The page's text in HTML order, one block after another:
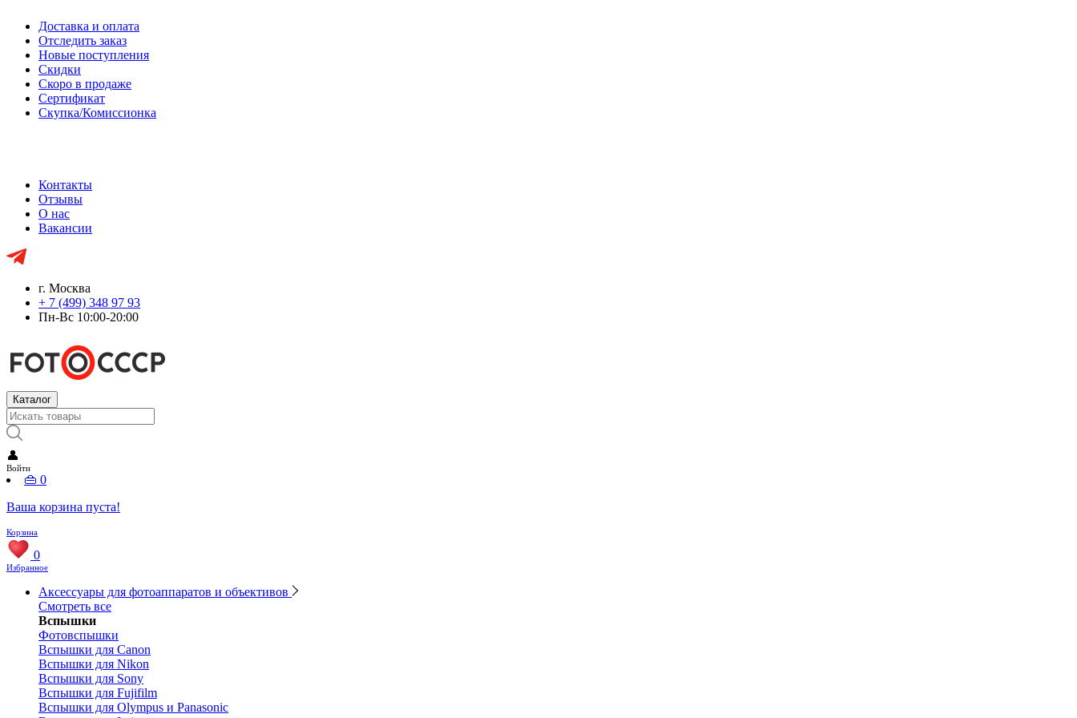
Доставка и оплата
Отследить заказ
Новые поступления
Скидки
Скоро в продаже
Сертификат
Скупка/Комиссионка
Контакты
Отзывы
О нас
Вакансии
г. Москва
+ 7 (499) 348 97 93
Пн-Вс 10:00-20:00
Каталог
👤
Войти
👜 0
Ваша корзина пуста!
Корзина
0
Избранное
Аксессуары для фотоаппаратов и объективов
Смотреть все
Вспышки
Фотовспышки
Вспышки для Canon
Вспышки для Nikon
Вспышки для Sony
Вспышки для Fujifilm
Вспышки для Olympus и Panasonic